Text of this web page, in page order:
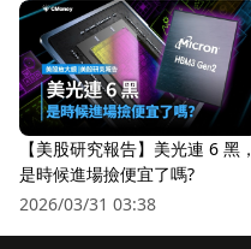
【美股研究報告】美光連 6 黑，
是時候進場撿便宜了嗎?
2026/03/31 03:38